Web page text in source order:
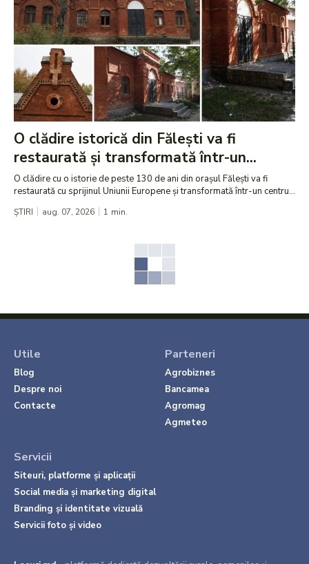
O clădire istorică din Fălești va fi
restaurată și transformată într-un...
O clădire cu o istorie de peste 130 de ani din orașul Fălești va fi
restaurată cu sprijinul Uniunii Europene și transformată într-un centru...
ȘTIRI aug. 07, 2026 1 min.
Utile
Blog
Despre noi
Contacte
Parteneri
Agrobiznes
Bancamea
Agromag
Agmeteo
Servicii
Siteuri, platforme și aplicații
Social media și marketing digital
Branding și identitate vizuală
Servicii foto și video